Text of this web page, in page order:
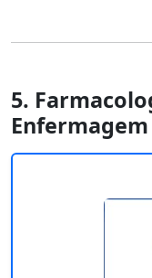
5.
Enfermagem